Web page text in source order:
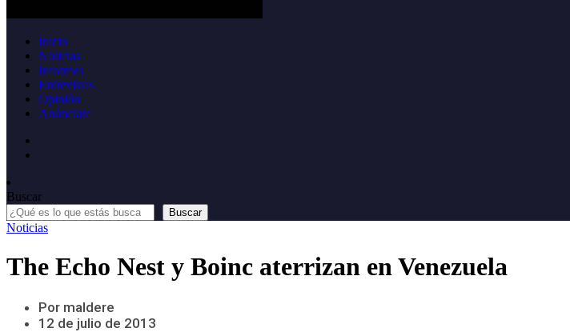
Inicio
Noticias
Informes
Entrevistas
Opinión
Anúnciate
Buscar
Buscar
Noticias
The Echo Nest y Boinc aterrizan en Venezuela
Por maldere
12 de julio de 2013